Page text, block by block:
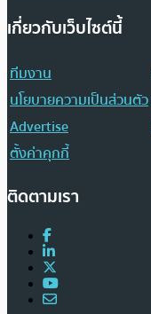
เกี่ยวกับเว็บไซต์นี้
ทีมงาน
นโยบายความเป็นส่วนตัว
Advertise
ตั้งค่าคุกกี้
ติดตามเรา